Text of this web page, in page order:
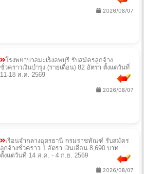
2026/08/07
โรงพยาบาลมะเร็งลพบุรี รับสมัครลูกจ้าง
ชั่วคราวเงินบำรุง (รายเดือน) 82 อัตรา ตั้งแต่วันที่
11-18 ส.ค. 2569
2026/08/07
เรือนจำกลางอุดรธานี กรมราชทัณฑ์ รับสมัคร
ลูกจ้างชั่วคราว 1 อัตรา เงินเดือน 8,690 บาท
ตั้งแต่วันที่ 14 ส.ค. - 4 ก.ย. 2569
2026/08/07